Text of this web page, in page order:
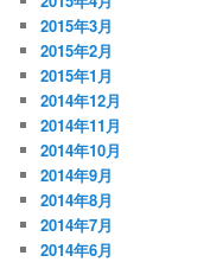
2015年3月
2015年2月
2015年1月
2014年12月
2014年11月
2014年10月
2014年9月
2014年8月
2014年7月
2014年6月